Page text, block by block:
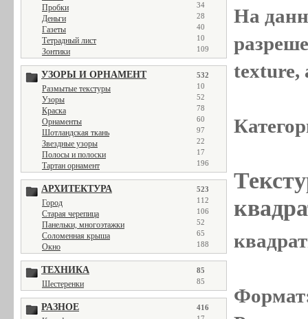
Пробки 34
Деньги 28
Газеты 40
Тетрадный лист 10
Зонтики 109
УЗОРЫ И ОРНАМЕНТ 532
Размытые текстуры 10
Узоры 52
Краска 78
Орнаменты 60
Шотландская ткань 97
Звездные узоры 22
Полосы и полоски 17
Тартан орнамент 196
АРХИТЕКТУРА 523
Город 112
Старая черепица 106
Панельки, многоэтажки 52
Соломенная крыша 65
Окно 188
ТЕХНИКА 85
Шестеренки 85
РАЗНОЕ 416
На
texture,